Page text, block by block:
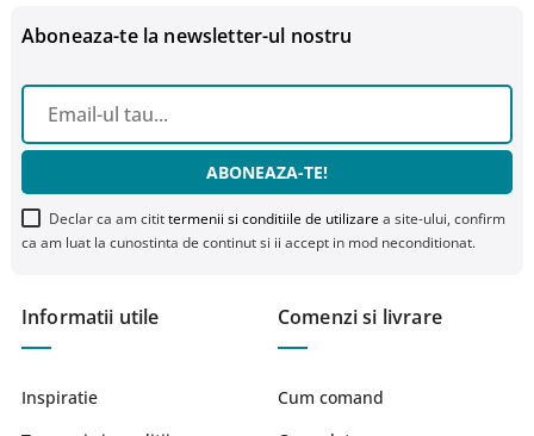
Informatii utile
Inspiratie
Comenzi si livrare
Cum comand
Aboneaza-te la newsletter-ul nostru
ABONEAZA-TE!
Declar ca am citittermenii si conditiile de utilizarea site-ului, confirm
ca am luat la cunostinta de continut si ii accept in mod neconditionat.